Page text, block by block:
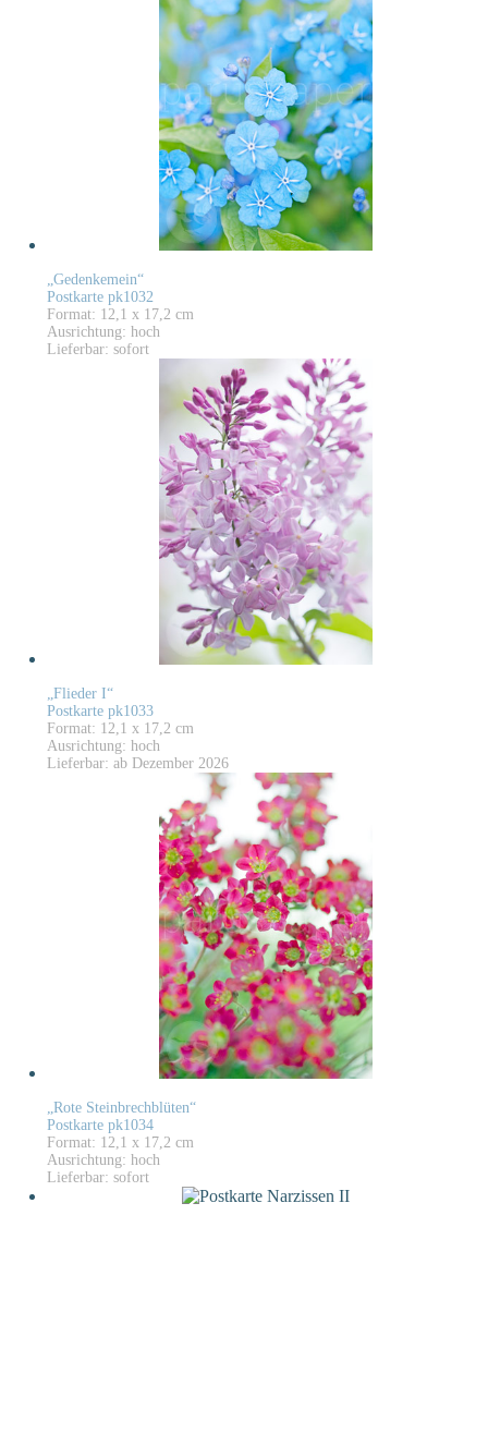
„Gedenkemein“
Postkarte pk1032
Format: 12,1 x 17,2 cm
Ausrichtung: hoch
Lieferbar: sofort
„Flieder I“
Postkarte pk1033
Format: 12,1 x 17,2 cm
Ausrichtung: hoch
Lieferbar: ab Dezember 2026
„Rote Steinbrechblüten“
Postkarte pk1034
Format: 12,1 x 17,2 cm
Ausrichtung: hoch
Lieferbar: sofort